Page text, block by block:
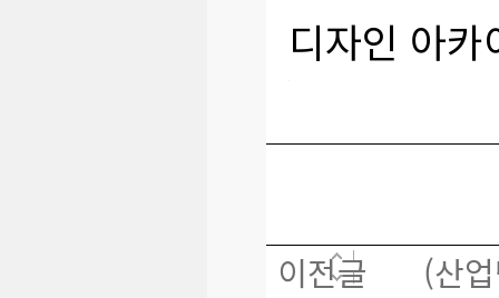
디자인 아카
이전글
(산